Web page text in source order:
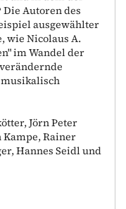
Autoren des
ausgewählter
wie Nicolaus A.
im Wandel der
Jörn Peter
Rainer
Hannes Seidl und